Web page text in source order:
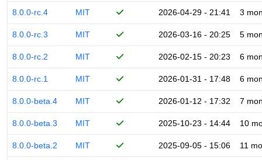
8.0.0-rc.4 MIT 2026-04-29 - 21:41 3
8.0.0-rc.3 MIT 2026-03-16 - 20:25 5
8.0.0-rc.2 MIT 2026-02-15 - 20:23 6
8.0.0-rc.1 MIT 2026-01-31 - 17:48 6
8.0.0-beta.4 MIT 2026-01-12 - 17:32 7
8.0.0-beta.3 MIT 2025-10-23 - 14:44 10
8.0.0-beta.2 MIT 2025-09-05 - 15:06 11